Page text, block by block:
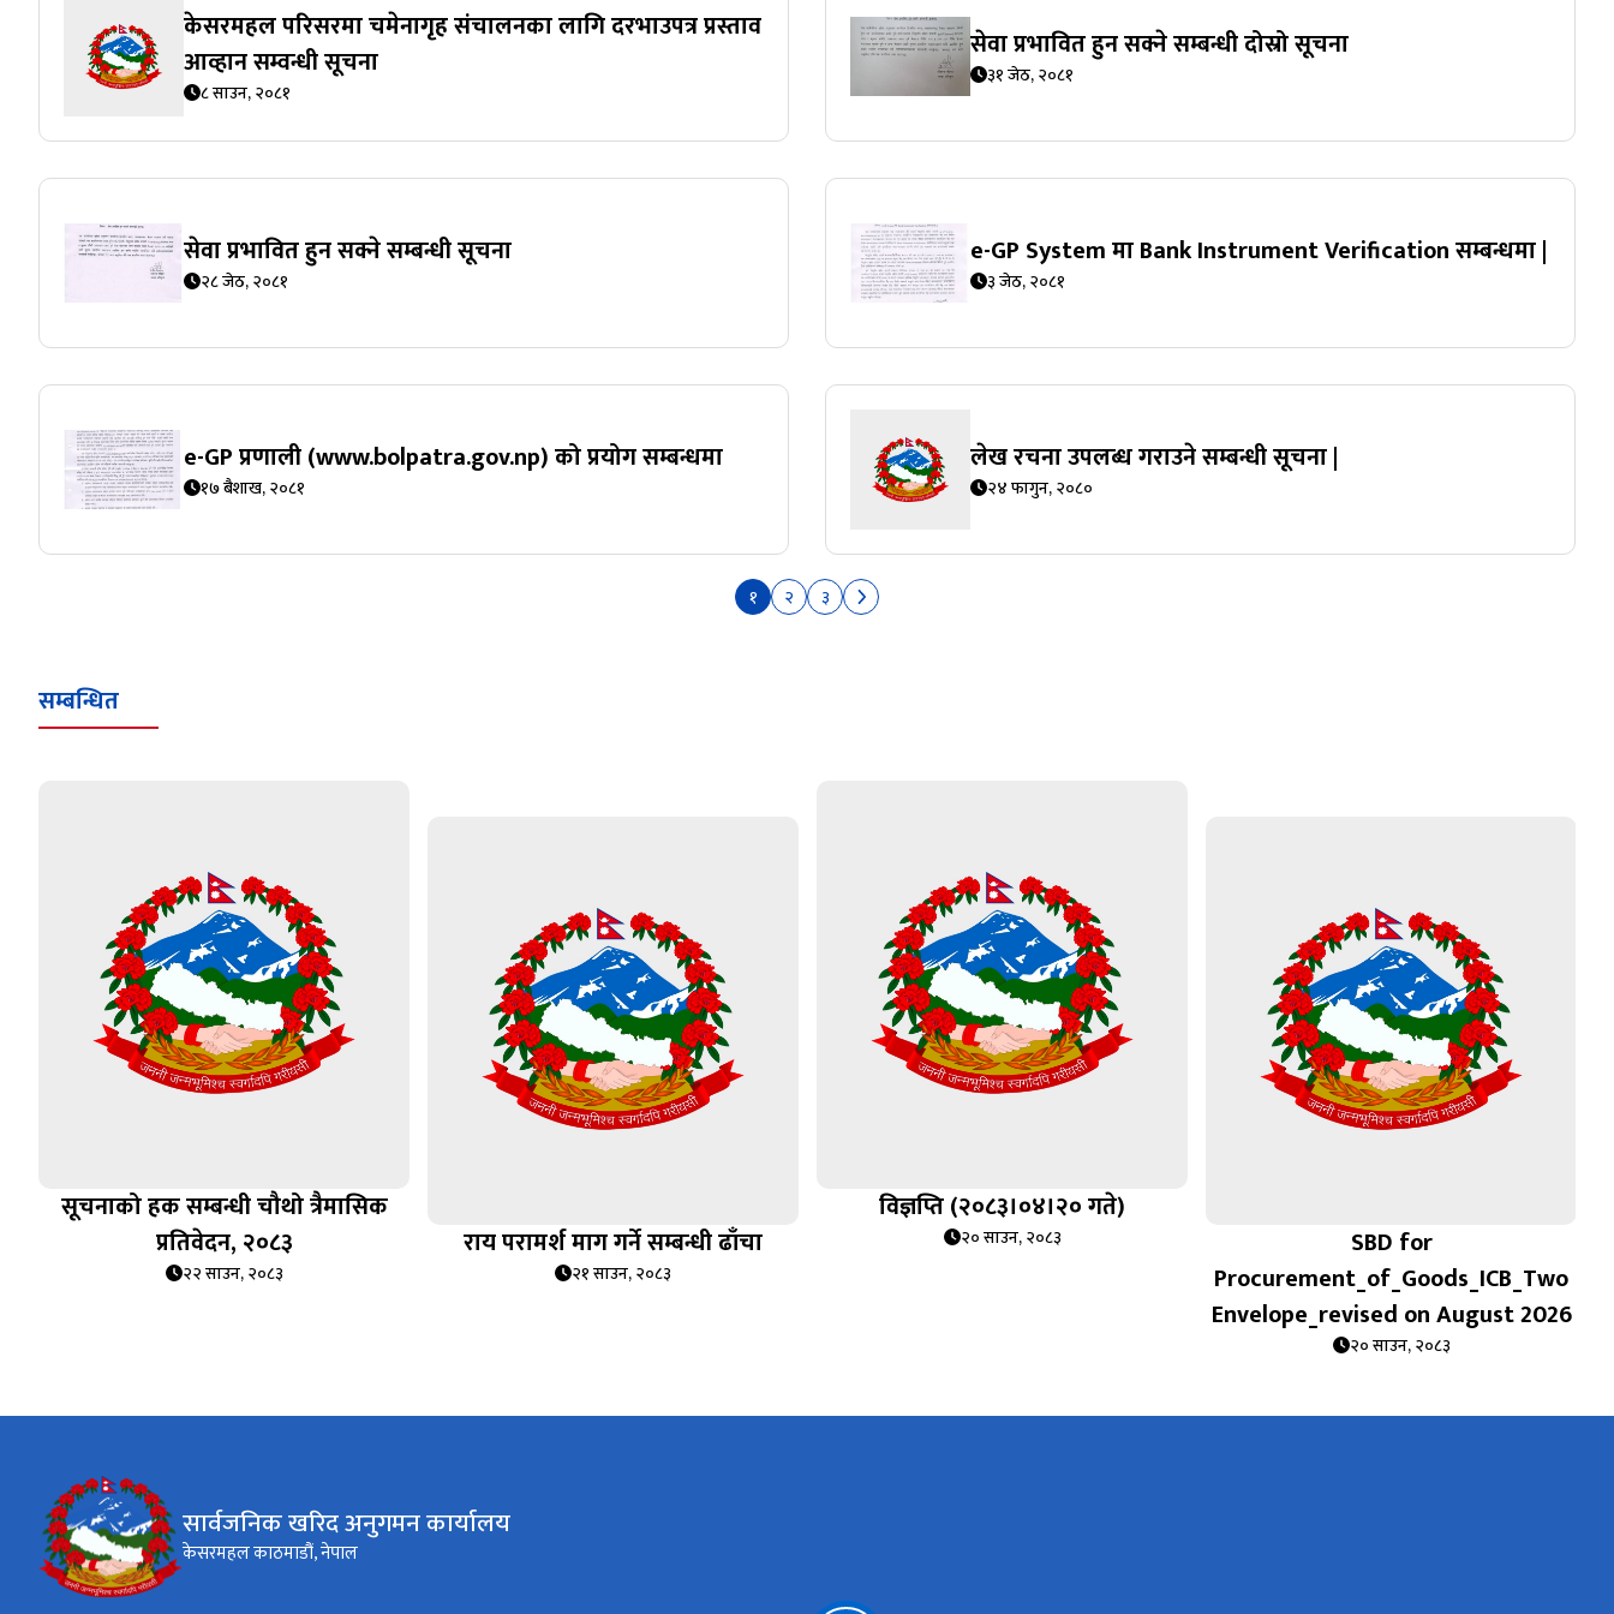
केसरमहल परिसरमा चमेनागृह संचालनका लागि दरभाउपत्र प्रस्ताव
आव्हान सम्वन्धी सूचना
८ साउन, २०८१
सेवा प्रभावित हुन सक्ने सम्बन्धी दोस्रो सूचना
३१ जेठ, २०८१
सेवा प्रभावित हुन सक्ने सम्बन्धी सूचना
२८ जेठ, २०८१
e-GP System मा Bank Instrument Verification सम्बन्धमा |
३ जेठ, २०८१
e-GP प्रणाली (www.bolpatra.gov.np) को प्रयोग सम्बन्धमा
१७ बैशाख, २०८१
लेख रचना उपलब्ध गराउने सम्बन्धी सूचना |
२४ फागुन, २०८०
१ २ ३
सम्बन्धित
सूचनाको हक सम्बन्धी चौथो त्रैमासिक
प्रतिवेदन, २०८३
२२ साउन, २०८३
राय परामर्श माग गर्ने सम्बन्धी ढाँचा
२१ साउन, २०८३
विज्ञप्ति (२०८३।०४।२० गते)
२० साउन, २०८३
SBD for
Procurement_of_Goods_ICB_Two
Envelope_revised on August 2026
२० साउन, २०८३
सार्वजनिक खरिद अनुगमन कार्यालय
केसरमहल काठमाडौं, नेपाल